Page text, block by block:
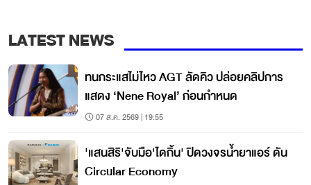
LATEST NEWS
ทนกระแสไม่ไหว AGT ลัดคิว ปล่อยคลิปการ
แสดง ‘Nene Royal’ ก่อนกำหนด
07 ส.ค. 2569 | 19:55
'แสนสิริ'จับมือ'ไดกิ้น' ปิดวงจรน้ำยาแอร์ ดัน
Circular Economy